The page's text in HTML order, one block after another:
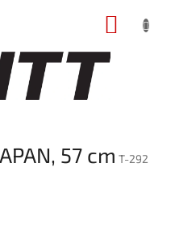
57 cm T-292